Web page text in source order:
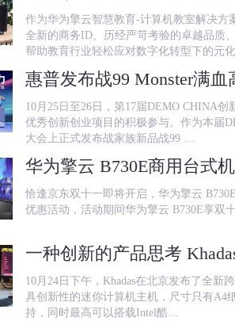
作为华为擎云智慧教育-计算机教室解决
全新的商务ID、历经严苛考验的卓越品质
帮助教育行业轻松应对数字化转型下的元
10月25日至26日，第17届DEMO CHINA
优秀创新创业项目的积极参与。作为本届
大会上正式发布战家族新品战99 …
恰逢京东双十一即将开启，华为擎云
优惠活动，活动期间华为擎云 B730E享双
10月24日下午，Khadas在北京发布了全新
具创新性的迷你计算机主机，尺寸只有A4
持，同时最高可以搭载Intel酷…